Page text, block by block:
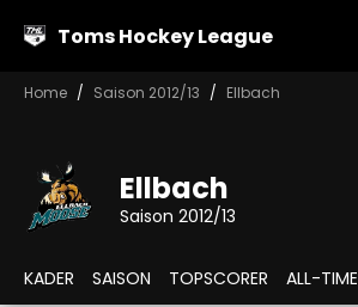
Toms Hockey League
Home Saison 2012/13 Ellbach
Ellbach
Saison 2012/13
KADER SAISON TOPSCORER ALL-TIME